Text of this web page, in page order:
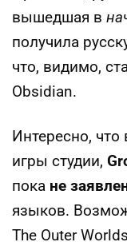
вышедшая в
получила
что, видимо,
Obsidian.
Интересно,
игры студии,
пока не
языков.
The Outer